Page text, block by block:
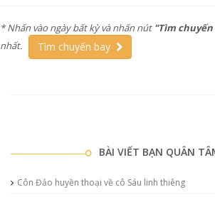
* Nhấn vào ngày bất kỳ và nhấn nút "Tìm chuyến
nhất.
Tìm chuyến bay
BÀI VIẾT BẠN QUÂN
Côn Đảo huyền thoại về cô Sáu linh thiêng